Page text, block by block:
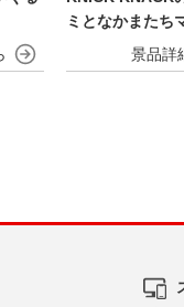
ミとなかまたち